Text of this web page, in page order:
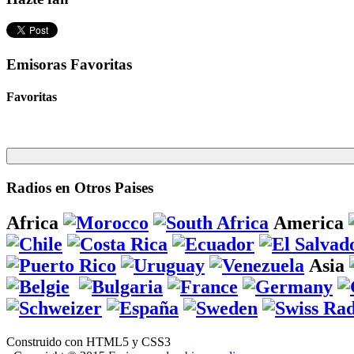
Emisoras Favoritas
Favoritas
Radios en Otros Paises
Africa America
Asia
Construido con HTML5 y CSS3